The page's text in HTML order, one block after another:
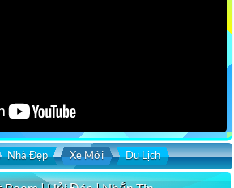
Nhà Đẹp Xe Mới Du Lịch